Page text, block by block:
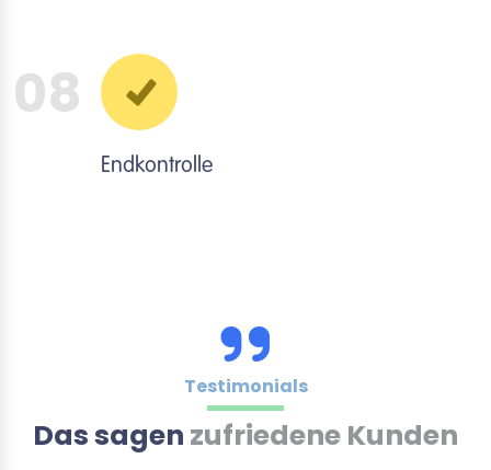
08
Endkontrolle
Testimonials
Das sagen zufriedene Kunden